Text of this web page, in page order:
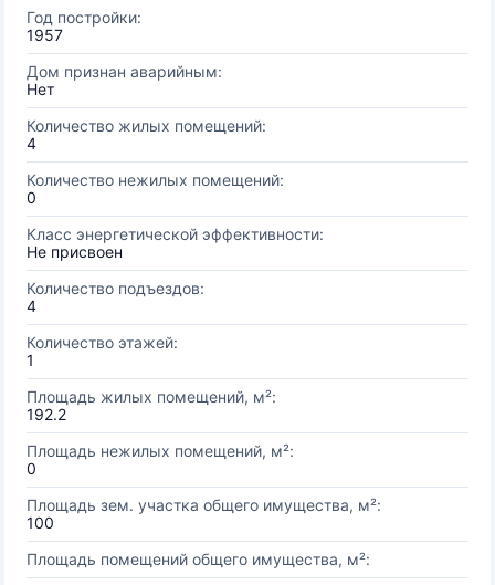
Год постройки:
1957
Дом признан аварийным:
Нет
Количество жилых помещений:
4
Количество нежилых помещений:
0
Класс энергетической эффективности:
Не присвоен
Количество подъездов:
4
Количество этажей:
1
Площадь жилых помещений, м²:
192.2
Площадь нежилых помещений, м²:
0
Площадь зем. участка общего имущества, м²:
100
Площадь помещений общего имущества, м²: